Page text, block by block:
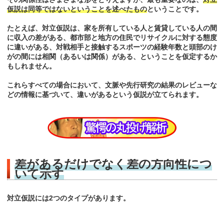
仮説は同等ではないということを述べたものということです。
たとえば、対立仮説は、家を所有している人と賃貸している人の間
に収入の差がある、都市部と地方の住民でリサイクルに対する態度
に違いがある、対戦相手と接触するスポーツの経験年数と頭部のけ
がの間には相関（あるいは関係）がある、ということを仮定するか
もしれません。
これらすべての場合において、文脈や先行研究の結果のレビューな
どの情報に基づいて、違いがあるという仮説が立てられます。
差があるだけでなく差の方向性につ
いて示す
対立仮説には2つのタイプがあります。